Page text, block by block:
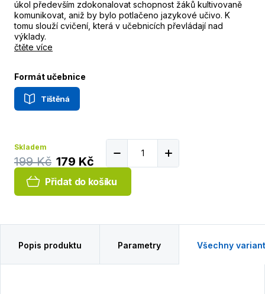
úkol především zdokonalovat schopnost žáků kultivovaně
komunikovat, aniž by bylo potlačeno jazykové učivo. K
tomu slouží cvičení, která v učebnicích převládají nad
výklady.
čtěte více
Formát učebnice
Tištěná
Skladem
199 Kč 179 Kč
Přidat do košíku
Popis produktu Parametry Všechny